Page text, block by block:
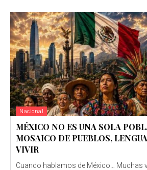
Nacional
MÉXICO NO ES UNA SOLA
MOSAICO DE PUEBLOS,
VIVIR
Cuando hablamos de México… Muchas veces pensamos